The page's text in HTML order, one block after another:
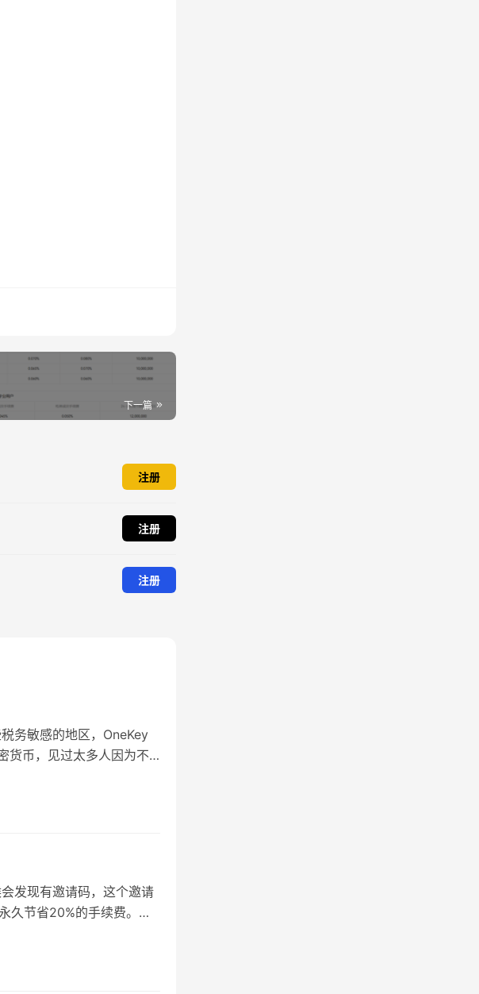
下一篇
注册
注册
注册
务敏感的地区，OneKey
货币，见过太多人因为不
发现有邀请码，这个邀请
久节省20%的手续费。如